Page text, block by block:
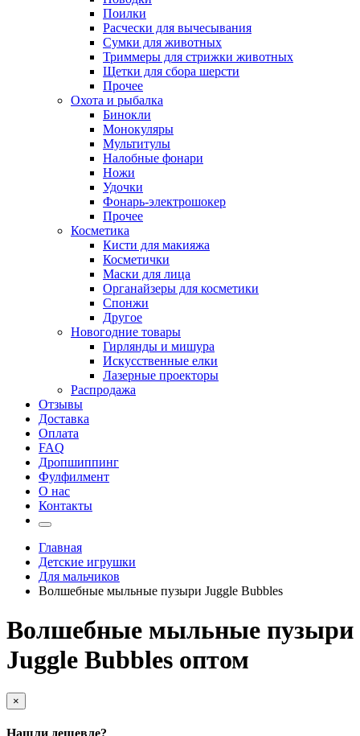
Поилки
Расчески для вычесывания
Сумки для животных
Триммеры для стрижки животных
Щетки для сбора шерсти
Прочее
Охота и рыбалка
Бинокли
Монокуляры
Мультитулы
Налобные фонари
Ножи
Удочки
Фонарь-электрошокер
Прочее
Косметика
Кисти для макияжа
Косметички
Маски для лица
Органайзеры для косметики
Спонжи
Другое
Новогодние товары
Гирлянды и мишура
Искусственные елки
Лазерные проекторы
Распродажа
Отзывы
Доставка
Оплата
FAQ
Дропшиппинг
Фулфилмент
О нас
Контакты
Главная
Детские игрушки
Для мальчиков
Волшебные мыльные пузыри Juggle Bubbles
Волшебные мыльные пузыри
Juggle Bubbles оптом
×